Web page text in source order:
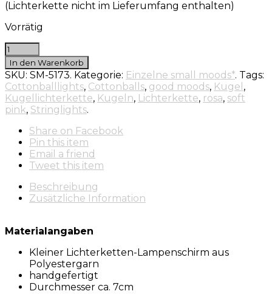
(Lichterkette nicht im Lieferumfang enthalten)
Vorrätig
In den Warenkorb
SKU: SM-5173. Kategorie: Einzelne small moods*. Tags:
Cottonballlights, Cottonballs, good moods, Kugel ,
Kugellichterkette, Kugeln, Lichterkette, rosa, soft
pink, Stringlights.
Share on Facebook
Pin this item
Email a friend
Tweet this item
Beschreibung
Zusätzliche Information
Materialangaben
Kleiner Lichterketten-Lampenschirm aus
Polyestergarn
handgefertigt
Durchmesser ca. 7cm